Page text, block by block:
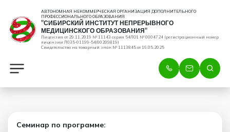
АВТОНОМНАЯ НЕКОММЕРЧЕСКАЯ ОРГАНИЗАЦИЯ ДОПОЛНИТЕЛЬНОГО
ПРОФЕССИОНАЛЬНОГО ОБРАЗОВАНИЯ
"СИБИРСКИЙ ИНСТИТУТ НЕПРЕРЫВНОГО
МЕДИЦИНСКОГО ОБРАЗОВАНИЯ"
Лицензия от 29.11.2019 № 11143 серия 54ЛО1 № 0004724 (регистрационный номер
лицензии Л035-01199-54/00209819)
Свидетельство на товарный знак № 1113845 от 16.05.2025
Семинар по программе: